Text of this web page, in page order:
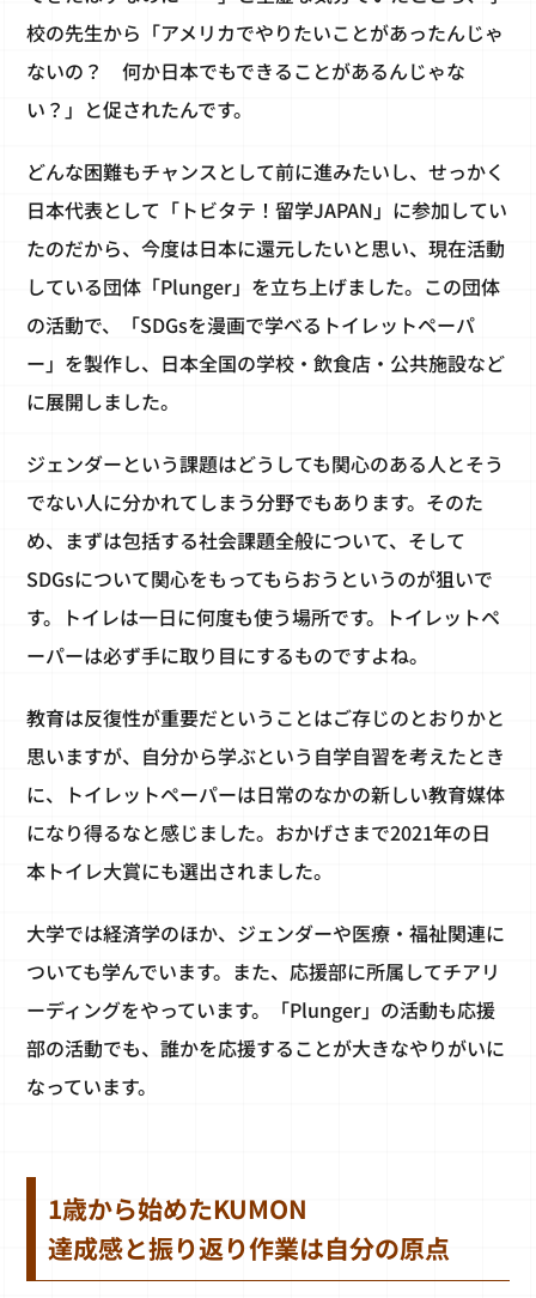
校の先生から「アメリカでやりたいことがあったんじゃ
ないの？ 何か日本でもできることがあるんじゃな
い？」と促されたんです。
どんな困難もチャンスとして前に進みたいし、せっかく
日本代表として「トビタテ！留学JAPAN」に参加してい
たのだから、今度は日本に還元したいと思い、現在活動
している団体「Plunger」を立ち上げました。この団体
の活動で、「SDGsを漫画で学べるトイレットペーパ
ー」を製作し、日本全国の学校・飲食店・公共施設など
に展開しました。
ジェンダーという課題はどうしても関心のある人とそう
でない人に分かれてしまう分野でもあります。そのた
め、まずは包括する社会課題全般について、そして
SDGsについて関心をもってもらおうというのが狙いで
す。トイレは一日に何度も使う場所です。トイレットペ
ーパーは必ず手に取り目にするものですよね。
教育は反復性が重要だということはご存じのとおりかと
思いますが、自分から学ぶという自学自習を考えたとき
に、トイレットペーパーは日常のなかの新しい教育媒体
になり得るなと感じました。おかげさまで2021年の日
本トイレ大賞にも選出されました。
大学では経済学のほか、ジェンダーや医療・福祉関連に
ついても学んでいます。また、応援部に所属してチアリ
ーディングをやっています。「Plunger」の活動も応援
部の活動でも、誰かを応援することが大きなやりがいに
なっています。
1歳から始めたKUMON
達成感と振り返り作業は自分の原点